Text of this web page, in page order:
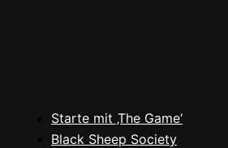
Starte mit ‚The Game‘
Black Sheep Society